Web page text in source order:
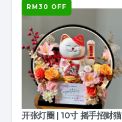
RM30 OFF
开张灯圈 | 10寸 摇手招财猫